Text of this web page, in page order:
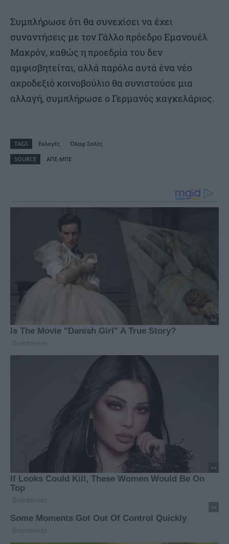
Συμπλήρωσε ότι θα συνεχίσει να έχει
συναντήσεις με τον Γάλλο πρόεδρο Εμανουέλ
Μακρόν, καθώς η προεδρία του δεν
αμφισβητείται, αλλά παρόλα αυτά ένα νέο
ακροδεξιό κοινοβούλιο θα συνιστούσε μια
αλλαγή, συμπλήρωσε ο Γερμανός καγκελάριος.
TAGS Εκλογές
Όλαφ Σολτς
SOURCE
ΑΠΕ-ΜΠΕ